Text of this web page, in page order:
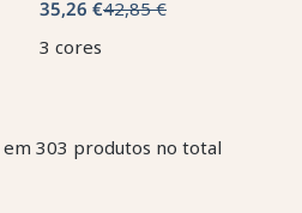
35,26 €42,85 €
3 cores
em 303 produtos no total